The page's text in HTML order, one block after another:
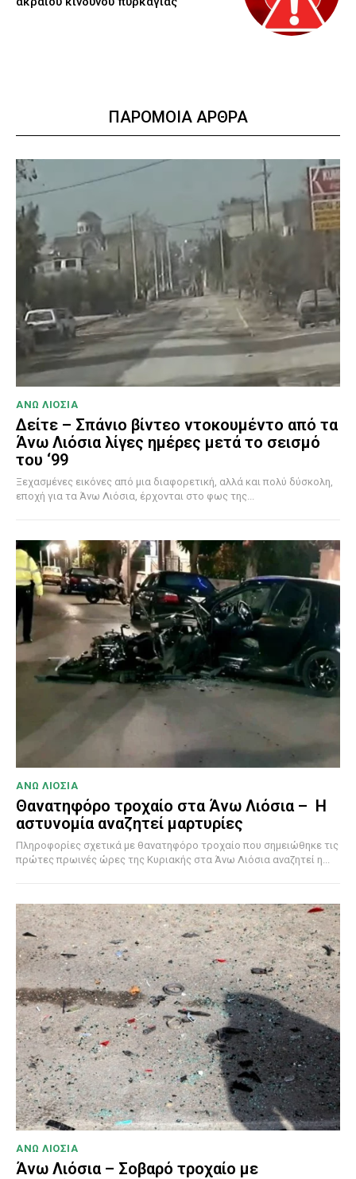
ΠΑΡΟΜΟΙΑ ΑΡΘΡΑ
ΑΝΩ ΛΙΟΣΙΑ
Δείτε – Σπάνιο βίντεο ντοκουμέντο από τα
Άνω Λιόσια λίγες ημέρες μετά το σεισμό
του ‘99
Ξεχασμένες εικόνες από μια διαφορετική, αλλά και πολύ δύσκολη,
εποχή για τα Άνω Λιόσια, έρχονται στο φως της...
ΑΝΩ ΛΙΟΣΙΑ
Θανατηφόρο τροχαίο στα Άνω Λιόσια – Η
αστυνομία αναζητεί μαρτυρίες
Πληροφορίες σχετικά με θανατηφόρο τροχαίο που σημειώθηκε τις
πρώτες πρωινές ώρες της Κυριακής στα Άνω Λιόσια αναζητεί η...
ΑΝΩ ΛΙΟΣΙΑ
Άνω Λιόσια – Σοβαρό τροχαίο με